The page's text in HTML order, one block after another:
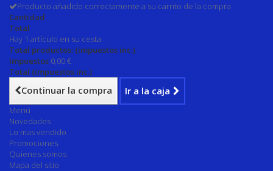
Producto añadido correctamente a su carrito de la compra
Cantidad
Total
Hay 1 artículo en su cesta.
Total productos: (impuestos inc.)
Impuestos 0,00 €
Total (impuestos inc.)
Continuar la compra Ir a la caja
Menú
Novedades
Lo mas vendido
Promociones
Quienes somos
Mapa del sitio